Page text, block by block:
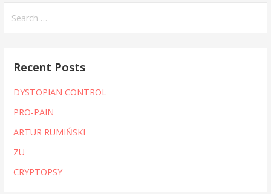
for:
Recent Posts
DYSTOPIAN CONTROL
PRO-PAIN
ARTUR RUMIŃSKI
ZU
CRYPTOPSY